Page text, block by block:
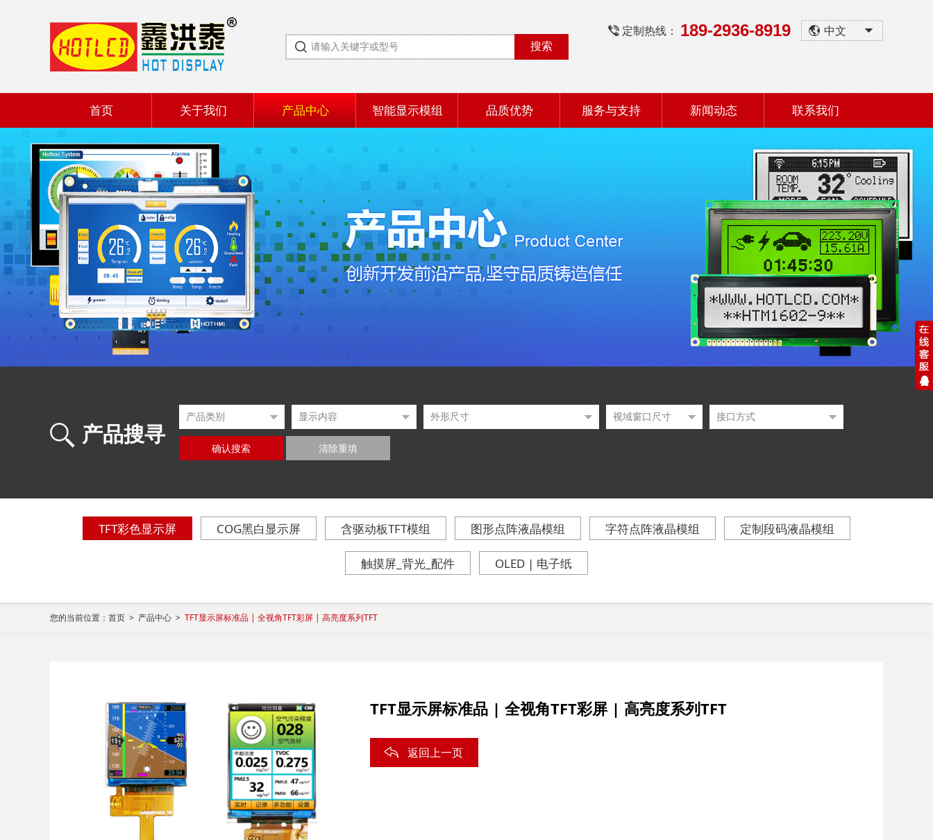
搜索
定制热线： 189-2936-8919 中文
首页 关于我们 产品中心 智能显示模组 品质优势 服务与支持 新闻动态 联系我们
产品搜寻
确认搜索 清除重填
TFT彩色显示屏 COG黑白显示屏 含驱动板TFT模组 图形点阵液晶模组 字符点阵液晶模组 定制段码液晶模组
触摸屏_背光_配件 OLED | 电子纸
您的当前位置： 首页 > 产品中心 > TFT显示屏标准品 | 全视角TFT彩屏 | 高亮度系列TFT
TFT显示屏标准品 | 全视角TFT彩屏 | 高亮度系列TFT
返回上一页